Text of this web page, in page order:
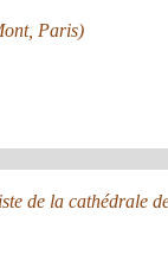
Paris)
de la cathédrale